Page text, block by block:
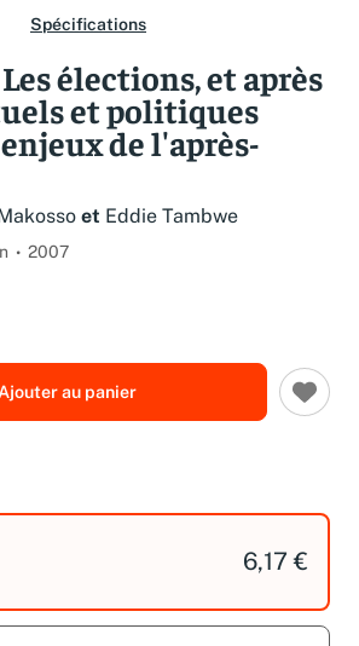
élections, et après
et politiques
de l'après-
Ajouter au panier
6,17 €